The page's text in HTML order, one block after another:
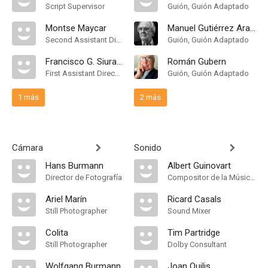
Script Supervisor
Montse Maycar
Second Assistant Director
Francisco G. Siurana
First Assistant Director
1 más
Cámara
Hans Burmann
Director de Fotografía
Ariel Marín
Still Photographer
Colita
Still Photographer
Guión, Guión Adaptado
Manuel Gutiérrez Aragón
Guión, Guión Adaptado
Román Gubern
Guión, Guión Adaptado
2 más
Sonido
Albert Guinovart
Compositor de la Música Original, Música
Ricard Casals
Sound Mixer
Tim Partridge
Dolby Consultant